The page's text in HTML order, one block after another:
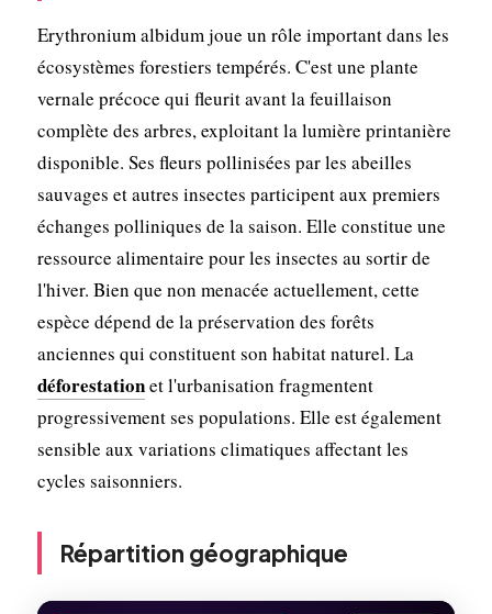
Erythronium albidum joue un rôle important dans les
écosystèmes forestiers tempérés. C'est une plante
vernale précoce qui fleurit avant la feuillaison
complète des arbres, exploitant la lumière printanière
disponible. Ses fleurs pollinisées par les abeilles
sauvages et autres insectes participent aux premiers
échanges polliniques de la saison. Elle constitue une
ressource alimentaire pour les insectes au sortir de
l'hiver. Bien que non menacée actuellement, cette
espèce dépend de la préservation des forêts
anciennes qui constituent son habitat naturel. La
déforestationet l'urbanisation fragmentent
progressivement ses populations. Elle est également
sensible aux variations climatiques affectant les
cycles saisonniers.
Répartition géographique